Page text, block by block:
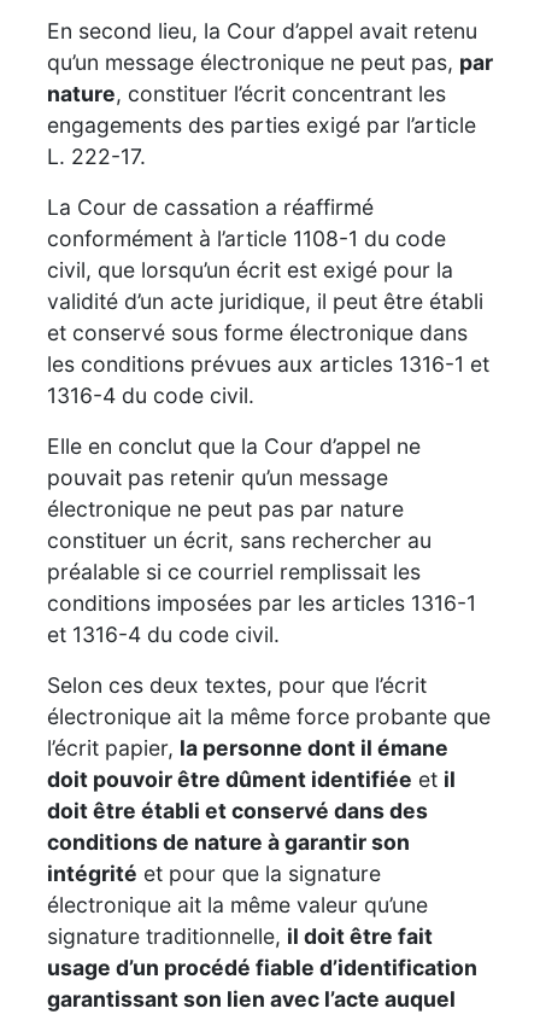
En second lieu, la Cour d’appel avait retenu
qu’un message électronique ne peut pas, par
nature, constituer l’écrit concentrant les
engagements des parties exigé par l’article
L. 222-17.
La Cour de cassation a réaffirmé
conformément à l’article 1108-1 du code
civil, que lorsqu’un écrit est exigé pour la
validité d’un acte juridique, il peut être établi
et conservé sous forme électronique dans
les conditions prévues aux articles 1316-1 et
1316-4 du code civil.
Elle en conclut que la Cour d’appel ne
pouvait pas retenir qu’un message
électronique ne peut pas par nature
constituer un écrit, sans rechercher au
préalable si ce courriel remplissait les
conditions imposées par les articles 1316-1
et 1316-4 du code civil.
Selon ces deux textes, pour que l’écrit
électronique ait la même force probante que
l’écrit papier, la personne dont il émane
doit pouvoir être dûment identifiée et il
doit être établi et conservé dans des
conditions de nature à garantir son
intégrité et pour que la signature
électronique ait la même valeur qu’une
signature traditionnelle, il doit être fait
usage d’un procédé fiable d’identification
garantissant son lien avec l’acte auquel